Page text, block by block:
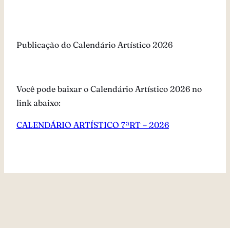
Publicação do Calendário Artístico 2026
Você pode baixar o Calendário Artístico 2026 no
link abaixo:
CALENDÁRIO ARTÍSTICO 7ªRT – 2026